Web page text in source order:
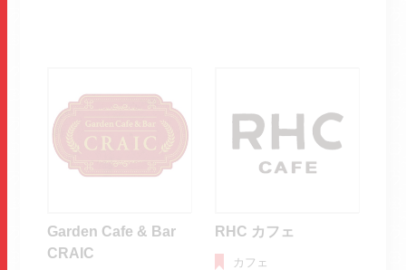
Garden Cafe & Bar
CRAIC
RHC カフェ
カフェ